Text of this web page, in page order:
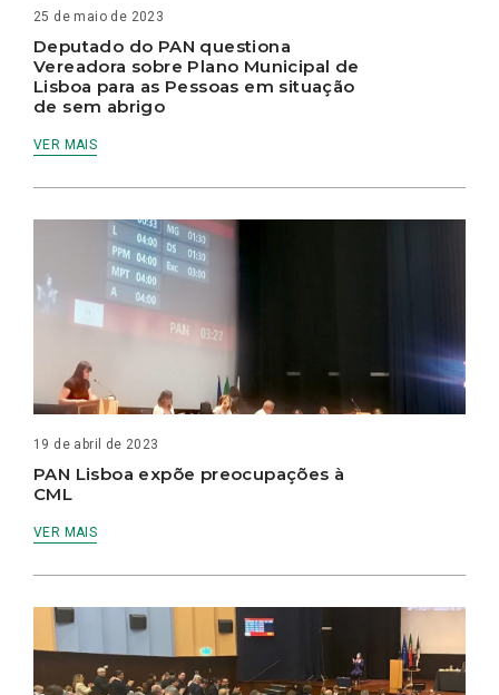
25 de maio de 2023
Deputado do PAN questiona
Vereadora sobre Plano Municipal de
Lisboa para as Pessoas em situação
de sem abrigo
VER MAIS
19 de abril de 2023
PAN Lisboa expõe preocupações à
CML
VER MAIS